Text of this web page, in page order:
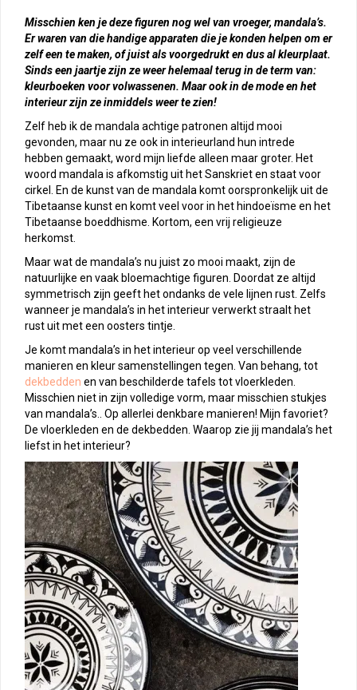
Misschien ken je deze figuren nog wel van vroeger, mandala’s.
Er waren van die handige apparaten die je konden helpen om er
zelf een te maken, of juist als voorgedrukt en dus al kleurplaat.
Sinds een jaartje zijn ze weer helemaal terug in de term van:
kleurboeken voor volwassenen. Maar ook in de mode en het
interieur zijn ze inmiddels weer te zien!
Zelf heb ik de mandala achtige patronen altijd mooi
gevonden, maar nu ze ook in interieurland hun intrede
hebben gemaakt, word mijn liefde alleen maar groter. Het
woord mandala is afkomstig uit het Sanskriet en staat voor
cirkel. En de kunst van de mandala komt oorspronkelijk uit de
Tibetaanse kunst en komt veel voor in het hindoeïsme en het
Tibetaanse boeddhisme. Kortom, een vrij religieuze
herkomst.
Maar wat de mandala’s nu juist zo mooi maakt, zijn de
natuurlijke en vaak bloemachtige figuren. Doordat ze altijd
symmetrisch zijn geeft het ondanks de vele lijnen rust. Zelfs
wanneer je mandala’s in het interieur verwerkt straalt het
rust uit met een oosters tintje.
Je komt mandala’s in het interieur op veel verschillende
manieren en kleur samenstellingen tegen. Van behang, tot
dekbedden en van beschilderde tafels tot vloerkleden.
Misschien niet in zijn volledige vorm, maar misschien stukjes
van mandala’s.. Op allerlei denkbare manieren! Mijn favoriet?
De vloerkleden en de dekbedden. Waarop zie jij mandala’s het
liefst in het interieur?